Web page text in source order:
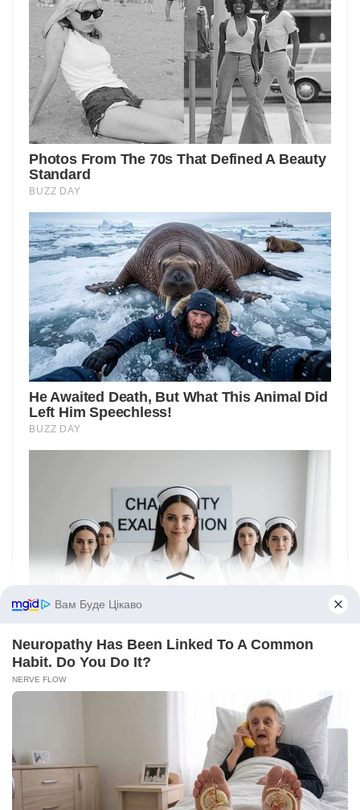
Вам Буде Цікаво
Neuropathy Has Been Linked To A Common
Habit. Do You Do It?
NERVE FLOW